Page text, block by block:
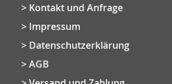
Kontakt und Anfrage
Impressum
Datenschutzerklärung
AGB